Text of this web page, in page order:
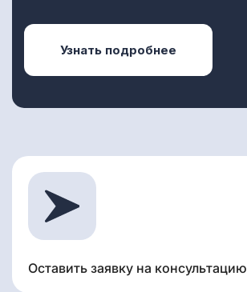
Узнать подробнее
Оставить заявку на консультацию